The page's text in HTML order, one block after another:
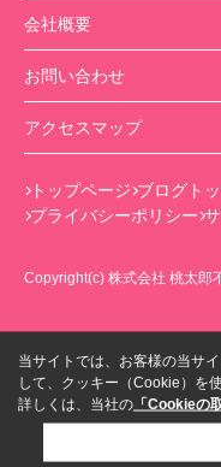
会社概要
お問い合わせ
アクセスマップ
トップページ ブログト
プライバシーポリシー
Copyright(c) 株式会社 桃太
当サイトでは、お客様の当サ
して、クッキー（Cookie）を
詳しくは、当社の 「Cookieの